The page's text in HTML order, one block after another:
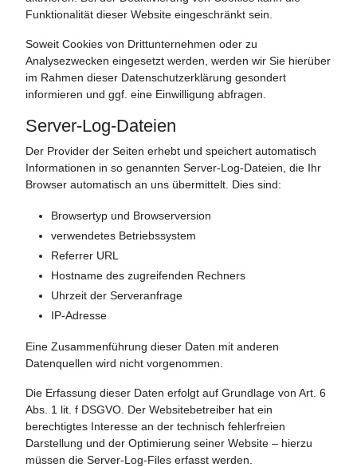
Funktionalität dieser Website eingeschränkt sein.
Soweit Cookies von Drittunternehmen oder zu
Analysezwecken eingesetzt werden, werden wir Sie hierüber
im Rahmen dieser Datenschutzerklärung gesondert
informieren und ggf. eine Einwilligung abfragen.
Server-Log-Dateien
Der Provider der Seiten erhebt und speichert automatisch
Informationen in so genannten Server-Log-Dateien, die Ihr
Browser automatisch an uns übermittelt. Dies sind:
Browsertyp und Browserversion
verwendetes Betriebssystem
Referrer URL
Hostname des zugreifenden Rechners
Uhrzeit der Serveranfrage
IP-Adresse
Eine Zusammenführung dieser Daten mit anderen
Datenquellen wird nicht vorgenommen.
Die Erfassung dieser Daten erfolgt auf Grundlage von Art. 6
Abs. 1 lit. f DSGVO. Der Websitebetreiber hat ein
berechtigtes Interesse an der technisch fehlerfreien
Darstellung und der Optimierung seiner Website – hierzu
müssen die Server-Log-Files erfasst werden.